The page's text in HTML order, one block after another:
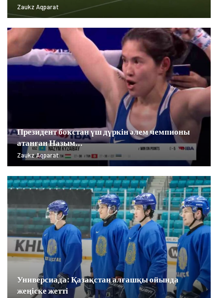
Zaukz Aqparat
Президент бокстан үш дүркін әлем чемпионы
атанған Назым…
Zaukz Aqparat
Универсиада: Қазақстан алғашқы ойында
жеңіске жетті